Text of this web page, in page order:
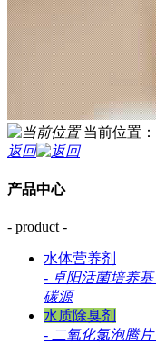
当前位置：
返回
产品中心
- product -
水体营养剂
- 卓阳活菌培养基
碳源
水质除臭剂
- 二氧化氯泡腾片